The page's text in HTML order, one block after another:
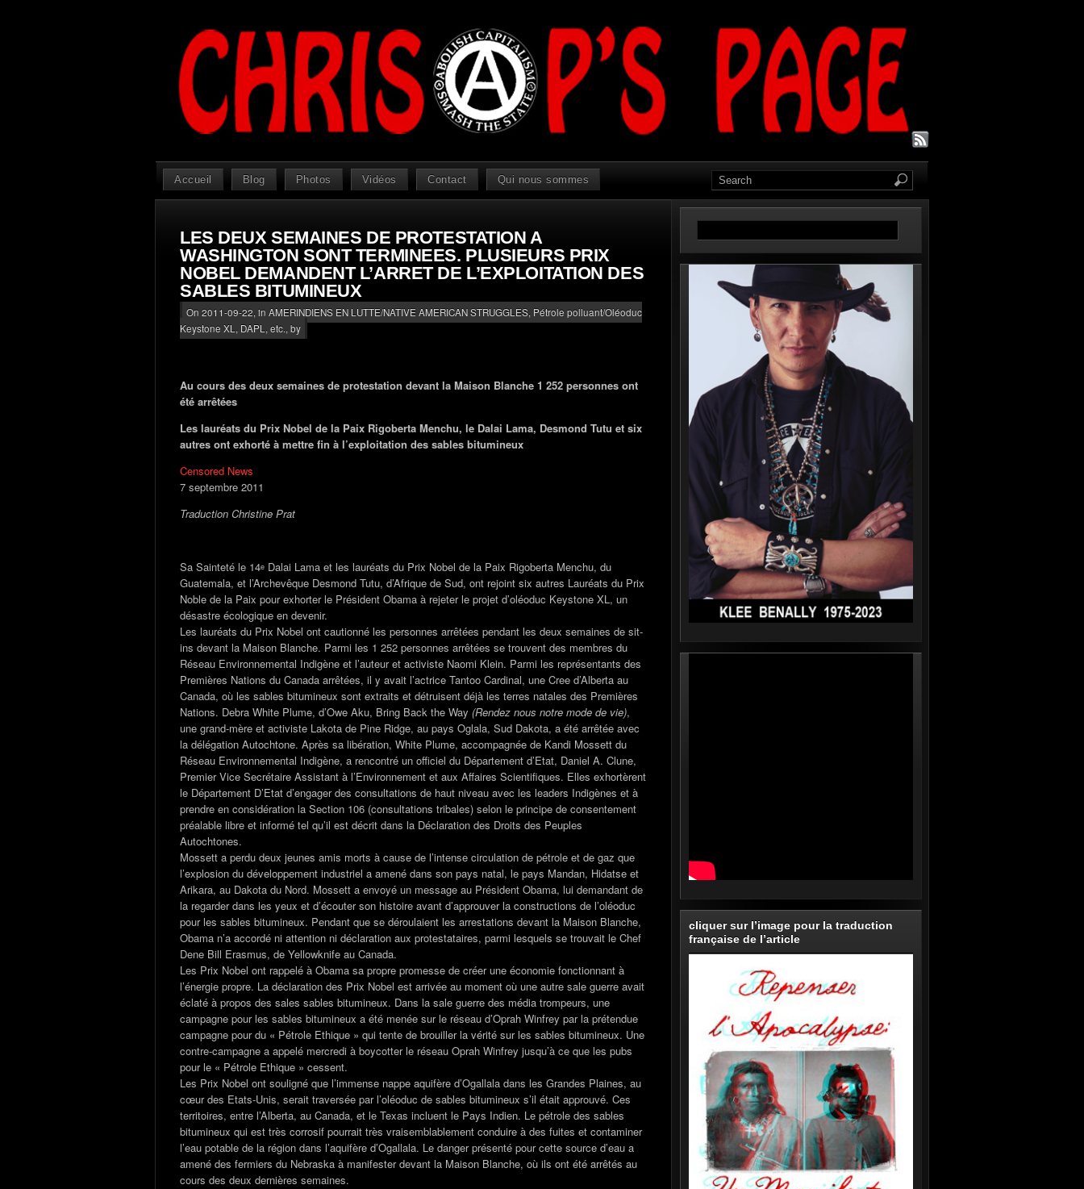
Accueil Blog Photos Vidéos Contact Qui nous sommes
LES DEUX SEMAINES DE PROTESTATION A
WASHINGTON SONT TERMINEES. PLUSIEURS PRIX
NOBEL DEMANDENT L’ARRET DE L’EXPLOITATION DES
SABLES BITUMINEUX
On 2011-09-22, in AMERINDIENS EN LUTTE/NATIVE AMERICAN STRUGGLES Pétrole polluant/Oléoduc
Keystone XL, DAPL, etc. , by
Au cours des deux semaines de protestation devant la Maison Blanche 1 252 personnes ont
été arrêtées
Les lauréats du Prix Nobel de la Paix Rigoberta Menchu, le Dalai Lama, Desmond Tutu et six
autres ont exhorté à mettre fin à l’exploitation des sables bitumineux
Censored News
7 septembre 2011
Traduction Christine Prat
Sa Sainteté le 14e Dalai Lama et les lauréats du Prix Nobel de la Paix Rigoberta Menchu, du
Guatemala, et l’Archevêque Desmond Tutu, d’Afrique de Sud, ont rejoint six autres Lauréats du Prix
Noble de la Paix pour exhorter le Président Obama à rejeter le projet d’oléoduc Keystone XL, un
désastre écologique en devenir.
Les lauréats du Prix Nobel ont cautionné les personnes arrêtées pendant les deux semaines de sit-
ins devant la Maison Blanche. Parmi les 1 252 personnes arrêtées se trouvent des membres du
Réseau Environnemental Indigène et l’auteur et activiste Naomi Klein. Parmi les représentants des
Premières Nations du Canada arrêtées, il y avait l’actrice Tantoo Cardinal, une Cree d’Alberta au
Canada, où les sables bitumineux sont extraits et détruisent déjà les terres natales des Premières
Nations. Debra White Plume, d’Owe Aku, Bring Back the Way (Rendez nous notre mode de vie),
une grand-mère et activiste Lakota de Pine Ridge, au pays Oglala, Sud Dakota, a été arrêtée avec
la délégation Autochtone. Après sa libération, White Plume, accompagnée de Kandi Mossett du
Réseau Environnemental Indigène, a rencontré un officiel du Département d’Etat, Daniel A. Clune,
Premier Vice Secrétaire Assistant à l’Environnement et aux Affaires Scientifiques. Elles exhortèrent
le Département D’Etat d’engager des consultations de haut niveau avec les leaders Indigènes et à
prendre en considération la Section 106 (consultations tribales) selon le principe de consentement
préalable libre et informé tel qu’il est décrit dans la Déclaration des Droits des Peuples
Autochtones.
Mossett a perdu deux jeunes amis morts à cause de l’intense circulation de pétrole et de gaz que
l’explosion du développement industriel a amené dans son pays natal, le pays Mandan, Hidatse et
Arikara, au Dakota du Nord. Mossett a envoyé un message au Président Obama, lui demandant de
la regarder dans les yeux et d’écouter son histoire avant d’approuver la constructions de l’oléoduc
pour les sables bitumineux. Pendant que se déroulaient les arrestations devant la Maison Blanche,
Obama n’a accordé ni attention ni déclaration aux protestataires, parmi lesquels se trouvait le Chef
Dene Bill Erasmus, de Yellowknife au Canada.
Les Prix Nobel ont rappelé à Obama sa propre promesse de créer une économie fonctionnant à
l’énergie propre. La déclaration des Prix Nobel est arrivée au moment où une autre sale guerre avait
éclaté à propos des sales sables bitumineux. Dans la sale guerre des média trompeurs, une
campagne pour les sables bitumineux a été menée sur le réseau d’Oprah Winfrey par la prétendue
campagne pour du « Pétrole Ethique » qui tente de brouiller la vérité sur les sables bitumineux. Une
contre-campagne a appelé mercredi à boycotter le réseau Oprah Winfrey jusqu’à ce que les pubs
pour le « Pétrole Ethique » cessent.
Les Prix Nobel ont souligné que l’immense nappe aquifère d’Ogallala dans les Grandes Plaines, au
cœur des Etats-Unis, serait traversée par l’oléoduc de sables bitumineux s’il était approuvé. Ces
territoires, entre l’Alberta, au Canada, et le Texas incluent le Pays Indien. Le pétrole des sables
bitumineux qui est très corrosif pourrait très vraisemblablement conduire à des fuites et contaminer
l’eau potable de la région dans l’aquifère d’Ogallala. Le danger présenté pour cette source d’eau a
amené des fermiers du Nebraska à manifester devant la Maison Blanche, où ils ont été arrêtés au
cours des deux dernières semaines.
cliquer sur l’image pour la traduction
française de l’article